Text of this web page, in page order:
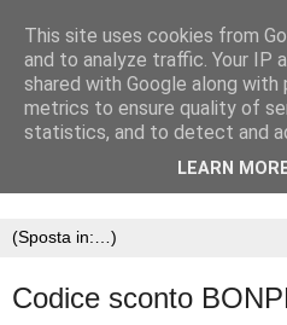
Codice sconto
This site uses cookies from
and to analyze traffic. Your IP
shared with Google along
metrics to ensure quality of
statistics, and to detect and
LEARN